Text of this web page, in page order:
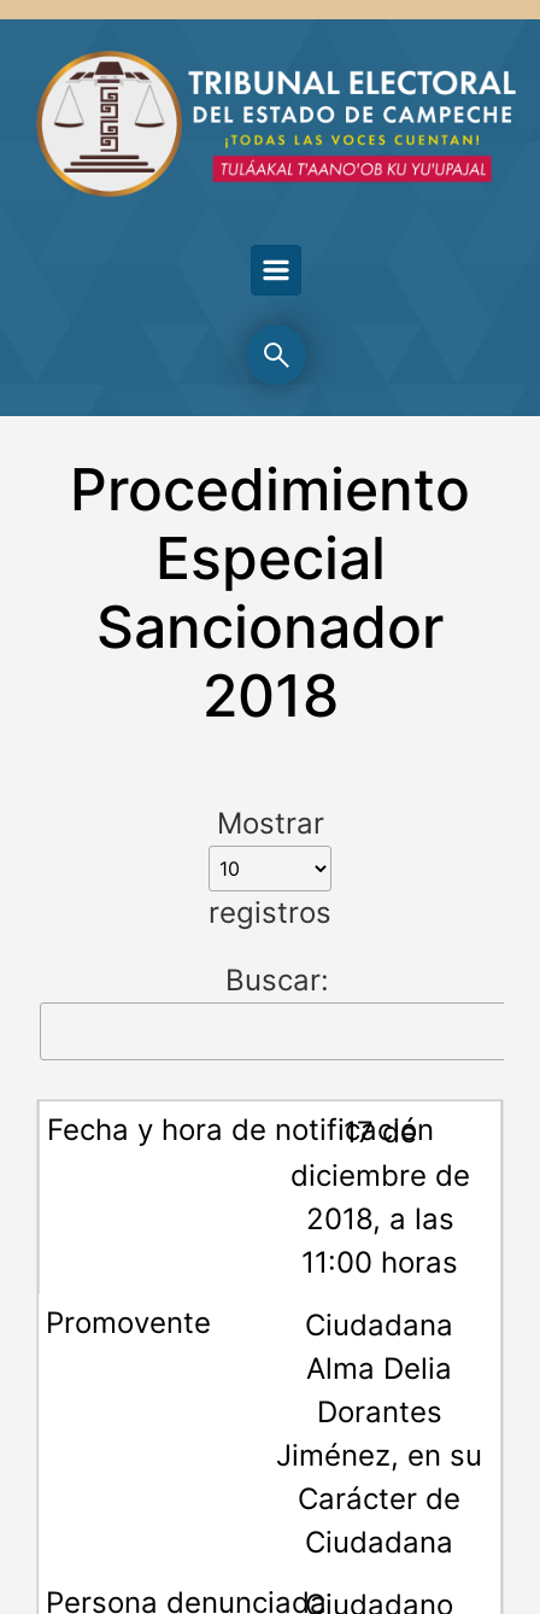
Skip to main content
Procedimiento
Especial
Sancionador
2018
Mostrar
registros
Buscar:
17 de
diciembre de
2018, a las
11:00 horas
Ciudadana
Alma Delia
Dorantes
Jiménez, en su
Carácter de
Ciudadana
Ciudadano